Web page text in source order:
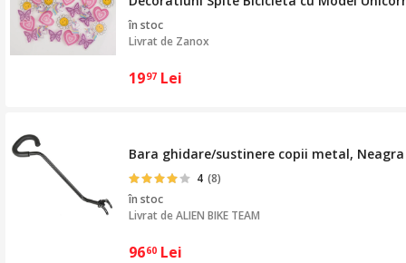
în stoc
Livrat de Zanox
1997 Lei
Bara ghidare/sustinere copii metal, Neagra
4 (8)
în stoc
Livrat deALIEN BIKE TEAM
9660 Lei